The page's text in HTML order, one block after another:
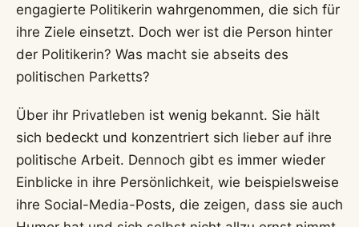
engagierte Politikerin wahrgenommen, die sich für
ihre Ziele einsetzt. Doch wer ist die Person hinter
der Politikerin? Was macht sie abseits des
politischen Parketts?
Über ihr Privatleben ist wenig bekannt. Sie hält
sich bedeckt und konzentriert sich lieber auf ihre
politische Arbeit. Dennoch gibt es immer wieder
Einblicke in ihre Persönlichkeit, wie beispielsweise
ihre Social-Media-Posts, die zeigen, dass sie auch